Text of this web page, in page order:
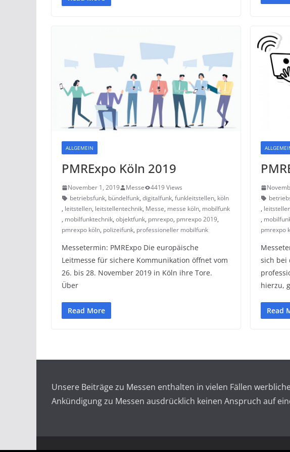
ALLGEMEIN
PMRExpo Köln 2019
November 1, 2019 Messe
4419 Views
betriebsfunk, bündelfunk, digitalfunk, funkleitstellen, köln
, leitstellen, leitstellentechnik, Messe, messe köln, mobilfunk
, mobilfunktechnik, objektfunk, pmrexpo, pmrexpo 2019,
pmrexpo köln, polizeifunk, professioneller mobilfunk
Messetermin: PMRExpo Die europäische
Leitmesse für sichere Kommunikation öffnet vom
26. bis 28. November 2019 in Köln ihre Tore.
Über
Read More
,
,
pmrexpo
sich bei
hierzu,
Read
Unsere Beiträge zu Messen enthalten in vielen Fällen
Ankündigung zu Messen ausdrücklich keinen Anspruch auf